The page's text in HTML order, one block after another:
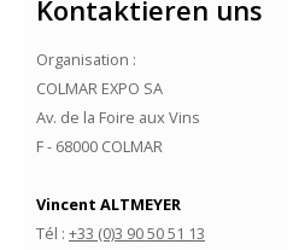
Kontaktieren uns
Organisation :
COLMAR EXPO SA
Av. de la Foire aux Vins
F - 68000 COLMAR
Vincent ALTMEYER
Tél : +33 (0)3 90 50 51 13